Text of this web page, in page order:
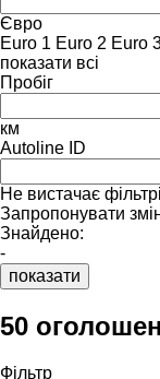
Євро
Euro 1 Euro 2 Euro
показати всі
Пробіг
км
Autoline ID
Не вистачає
Запропонувати
Знайдено:
-
показати
50
Фільтр